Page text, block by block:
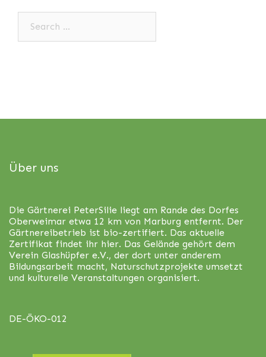
Über uns
Die Gärtnerei PeterSilie liegt am Rande des Dorfes
Oberweimar etwa 12 km von Marburg entfernt. Der
Gärtnereibetrieb ist bio-zertifiert. Das aktuelle
Zertifikat findet ihr hier. Das Gelände gehört dem
Verein Glashüpfer e.V., der dort unter anderem
Bildungsarbeit macht, Naturschutzprojekte umsetzt
und kulturelle Veranstaltungen organisiert.
DE-ÖKO-012